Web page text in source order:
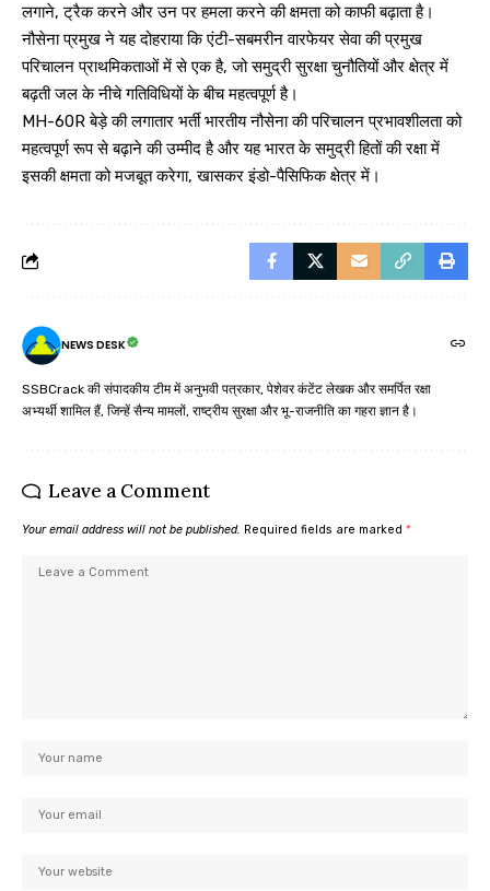
लगाने, ट्रैक करने और उन पर हमला करने की क्षमता को काफी बढ़ाता है।
नौसेना प्रमुख ने यह दोहराया कि एंटी-सबमरीन वारफेयर सेवा की प्रमुख
परिचालन प्राथमिकताओं में से एक है, जो समुद्री सुरक्षा चुनौतियों और क्षेत्र में
बढ़ती जल के नीचे गतिविधियों के बीच महत्वपूर्ण है।
MH-60R बेड़े की लगातार भर्ती भारतीय नौसेना की परिचालन प्रभावशीलता को
महत्वपूर्ण रूप से बढ़ाने की उम्मीद है और यह भारत के समुद्री हितों की रक्षा में
इसकी क्षमता को मजबूत करेगा, खासकर इंडो-पैसिफिक क्षेत्र में।
NEWS DESK
SSBCrack की संपादकीय टीम में अनुभवी पत्रकार, पेशेवर कंटेंट लेखक और समर्पित रक्षा
अभ्यर्थी शामिल हैं, जिन्हें सैन्य मामलों, राष्ट्रीय सुरक्षा और भू-राजनीति का गहरा ज्ञान है।
Leave a Comment
Your email address will not be published. Required fields are marked *